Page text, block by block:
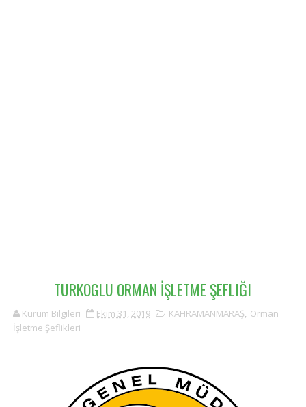
TURKOGLU ORMAN İŞLETME ŞEFLIĞI
Kurum Bilgileri Ekim 31, 2019 KAHRAMANMARAŞ, Orman
İşletme Şeflikleri